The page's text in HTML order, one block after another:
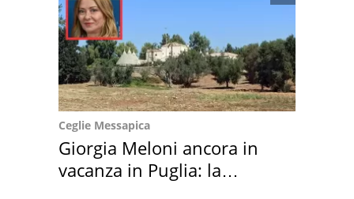
Ceglie Messapica
Giorgia Meloni ancora in
vacanza in Puglia: la